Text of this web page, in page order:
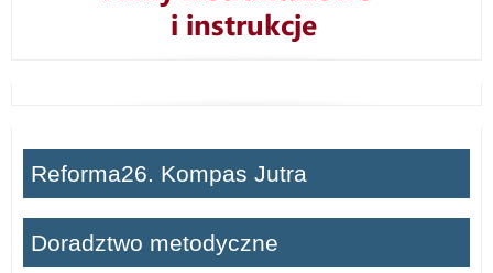
Reforma26. Kompas Jutra
Doradztwo metodyczne